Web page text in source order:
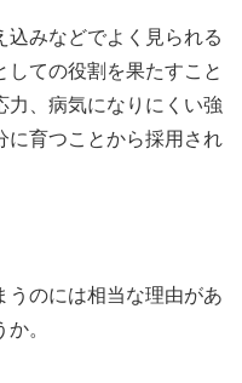
込みなどでよく見られる
ての役割を果たすこと
力、病気になりにくい強
に育つことから採用され
うのには相当な理由があ
。